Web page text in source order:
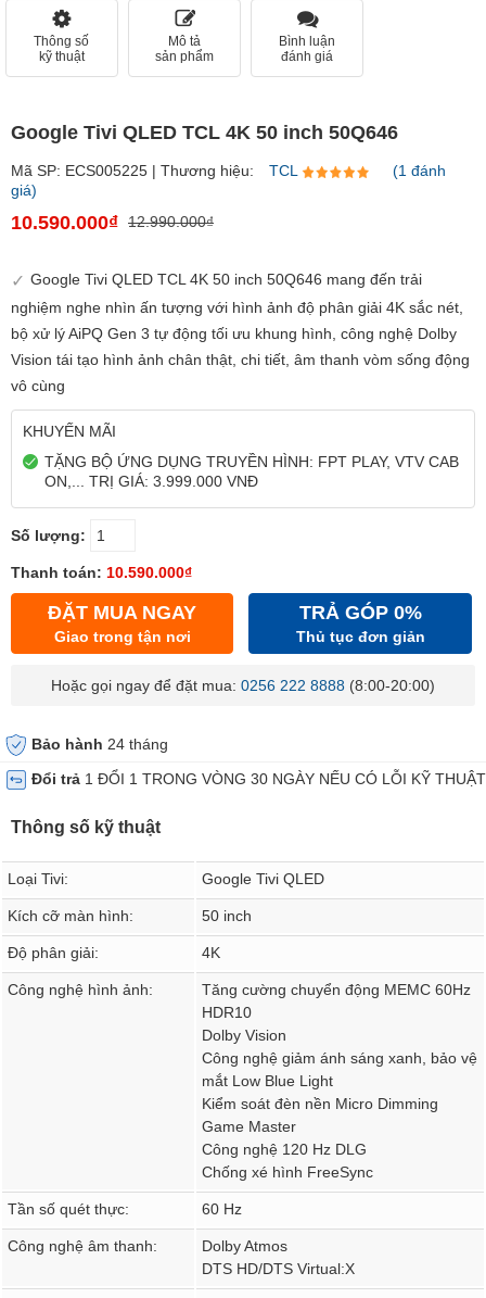
Thông số
kỹ thuật
Mô tả
sản phẩm
Bình luận
đánh giá
Google Tivi QLED TCL 4K 50 inch 50Q646
Mã SP: ECS005225 | Thương hiệu: TCL
(1 đánh
giá)
10.590.000₫ 12.990.000₫
Google Tivi QLED TCL 4K 50 inch 50Q646 mang đến trải
nghiệm nghe nhìn ấn tượng với hình ảnh độ phân giải 4K sắc nét,
bộ xử lý AiPQ Gen 3 tự động tối ưu khung hình, công nghệ Dolby
Vision tái tạo hình ảnh chân thật, chi tiết, âm thanh vòm sống động
vô cùng
KHUYẾN MÃI
TẶNG BỘ ỨNG DỤNG TRUYỀN HÌNH: FPT PLAY, VTV CAB
ON,... TRỊ GIÁ: 3.999.000 VNĐ
Số lượng:
Thanh toán: 10.590.000₫
ĐẶT MUA NGAY
Giao trong tận nơi
TRẢ GÓP 0%
Thủ tục đơn giản
Hoặc gọi ngay để đặt mua: 0256 222 8888 (8:00-20:00)
Bảo hành 24 tháng
Đổi trả 1 ĐỔI 1 TRONG VÒNG 30 NGÀY NẾU CÓ LỖI KỸ THUẬT
Thông số kỹ thuật
Loại Tivi: Google Tivi QLED
Kích cỡ màn hình: 50 inch
Độ phân giải: 4K
Công nghệ hình ảnh:
Tăng cường chuyển động MEMC 60Hz
HDR10
Dolby Vision
Công nghệ giảm ánh sáng xanh, bảo vệ
mắt Low Blue Light
Kiểm soát đèn nền Micro Dimming
Game Master
Công nghệ 120 Hz DLG
Chống xé hình FreeSync
Tần số quét thực: 60 Hz
Công nghệ âm thanh:
Dolby Atmos
DTS HD/DTS Virtual:X